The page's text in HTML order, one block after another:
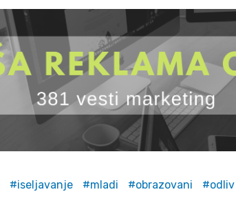
iseljavanje mladi obrazovani